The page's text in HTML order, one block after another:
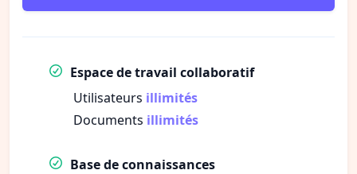
Espace de travail collaboratif
Utilisateurs illimités
Documents illimités
Base de connaissances